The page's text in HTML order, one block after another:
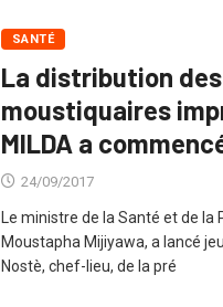
SANTÉ
La distribution des
moustiquaires
MILDA a
24/09/2017
Le ministre de la Santé et de la
Moustapha Mijiyawa, a lancé
Nostè, chef-lieu, de la pré